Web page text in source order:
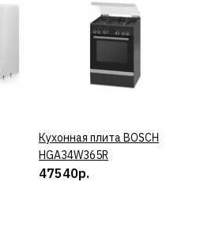
КУПИТЬ
Кухонная плита BOSCH
HGA34W365R
47540р.